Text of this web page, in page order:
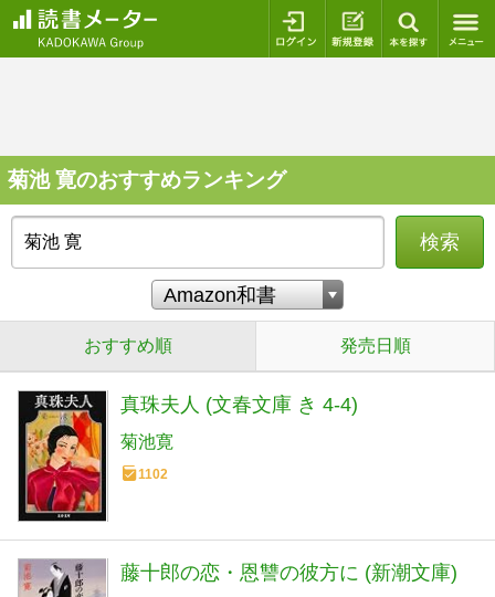
ログイン 新規登録
菊池 寛のおすすめランキング
検索
おすすめ順 発売日順
真珠夫人 (文春文庫 き 4-4)
菊池寛
1102
藤十郎の恋・恩讐の彼方に (新潮文庫)